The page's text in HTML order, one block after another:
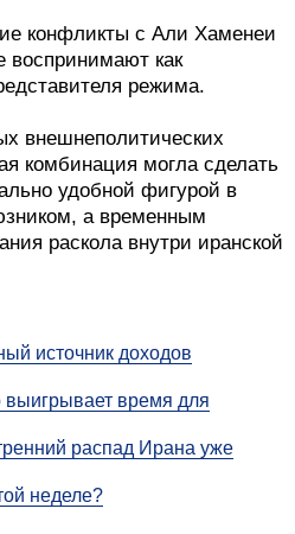
конфликты с Али Хаменеи
воспринимают как
режима.
внешнеполитических
комбинация могла сделать
удобной фигурой в
а временным
раскола внутри иранской
источник доходов
выигрывает время для
распад Ирана уже
неделе?